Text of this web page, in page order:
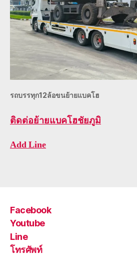
รถบรรทุก12ล้อขนย้ายแบคโฮ
ติดต่อย้ายแบคโฮชัยภูมิ
Add Line
Facebook
Youtube
Line
โทรศัพท์